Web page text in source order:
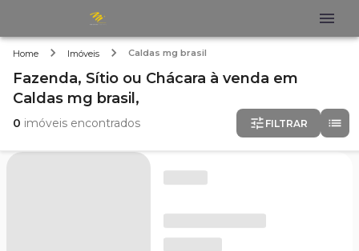
Home Imóveis Caldas mg brasil
Fazenda, Sítio ou Chácara à venda em
Caldas mg brasil,
0 imóveis encontrados FILTRAR